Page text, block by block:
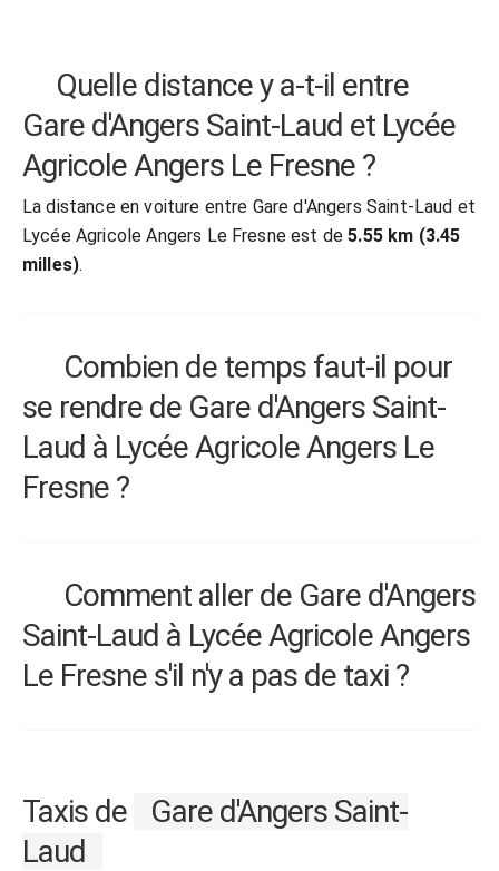
Quelle distance y a-t-il entre
Gare d'Angers Saint-Laud et Lycée
Agricole Angers Le Fresne ?
La distance en voiture entre Gare d'Angers Saint-Laud et
Lycée Agricole Angers Le Fresne est de5.55 km (3.45
milles).
Combien de temps faut-il pour
se rendre de Gare d'Angers Saint-
Laud à Lycée Agricole Angers Le
Fresne ?
Comment aller de Gare d'Angers
Saint-Laud à Lycée Agricole Angers
Le Fresne s'il n'y a pas de taxi ?
Taxis de
Gare d'Angers Saint-
Laud